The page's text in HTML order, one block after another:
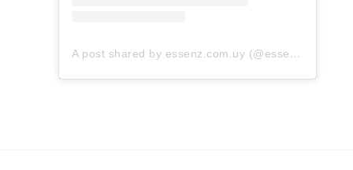
A post shared by essenz.com.uy (@essenz.com.uy)